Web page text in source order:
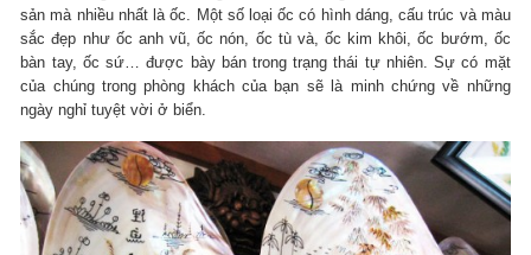
sản mà nhiều nhất là ốc. Một số loại ốc có hình dáng, cấu trúc và màu
sắc đẹp như ốc anh vũ, ốc nón, ốc tù và, ốc kim khôi, ốc bướm, ốc
bàn tay, ốc sứ… được bày bán trong trạng thái tự nhiên. Sự có mặt
của chúng trong phòng khách của bạn sẽ là minh chứng về những
ngày nghỉ tuyệt vời ở biển.